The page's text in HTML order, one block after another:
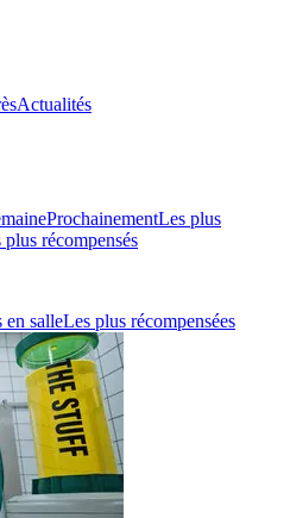
Actualités
ProchainementLes plus
plus récompensés
en salleLes plus récompensées